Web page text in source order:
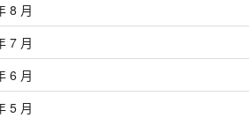
8 月
7 月
6 月
5 月